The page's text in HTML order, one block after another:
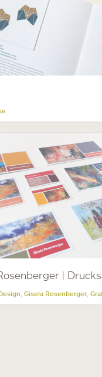
|
Gisela Rosenberger,